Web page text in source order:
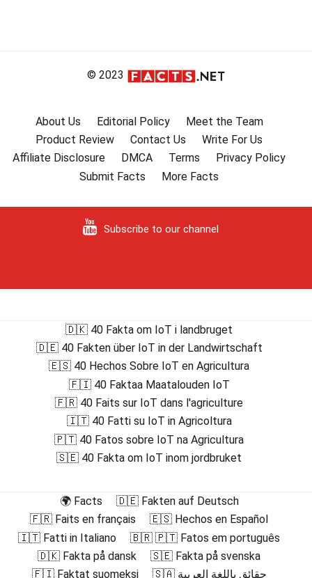
© 2023
About Us Editorial Policy
Meet the Team
Product Review
Contact Us
Write For Us
Affiliate Disclosure
DMCA Terms
Privacy Policy
Submit Facts
More Facts
Subscribe to our channel
🇩🇰 40 Fakta om IoT i landbruget
🇩🇪 40 Fakten über IoT in der Landwirtschaft
🇪🇸 40 Hechos Sobre IoT en Agricultura
🇫🇮 40 Faktaa Maatalouden IoT
🇫🇷 40 Faits sur IoT dans l'agriculture
🇮🇹 40 Fatti su IoT in Agricoltura
🇵🇹 40 Fatos sobre IoT na Agricultura
🇸🇪 40 Fakta om IoT inom jordbruket
🌍 Facts
🇩🇪 Fakten auf Deutsch
🇫🇷 Faits en français
🇪🇸 Hechos en Español
🇮🇹 Fatti in Italiano
🇧🇷 🇵🇹 Fatos em português
🇩🇰 Fakta på dansk
🇸🇪 Fakta på svenska
🇫🇮 Faktat suomeksi
🇸🇦 حقائق باللغة العربية